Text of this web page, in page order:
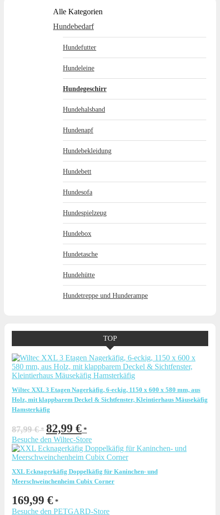
Alle Kategorien
Hundebedarf
Hundefutter
Hundeleine
Hundegeschirr
Hundehalsband
Hundenapf
Hundebekleidung
Hundebett
Hundesofa
Hundespielzeug
Hundebox
Hundetasche
Hundehütte
Hundetreppe und Hunderampe
TOP
Wiltec XXL 3 Etagen Nagerkäfig, 6-eckig, 1150 x 600 x 580 mm, aus
Holz, mit klappbarem Deckel & Sichtfenster, Kleintierhaus Mäusekäfig
Hamsterkäfig
87,99€
Ursprünglicher
Preis
war:
87,99 €
82,99 € Preis
ist:
82,99 €.
Besuche den Wiltec-Store
XXL Ecknagerkäfig Doppelkäfig für Kaninchen- und
Meerschweinchenheim Cubix Corner
169,99 €
Besuche den PETGARD-Store